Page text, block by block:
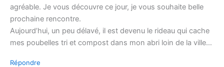
agréable. Je vous découvre ce jour, je vous souhaite belle
prochaine rencontre.
Aujourd’hui, un peu délavé, il est devenu le rideau qui cache
mes poubelles tri et compost dans mon abri loin de la ville…
Répondre